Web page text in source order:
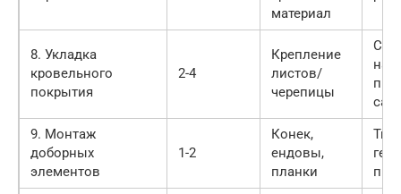
материал
8. Укладка
кровельного
покрытия
2-4
Крепление
листов/
черепицы
9. Монтаж
доборных
элементов
1-2
Конек,
ендовы,
планки